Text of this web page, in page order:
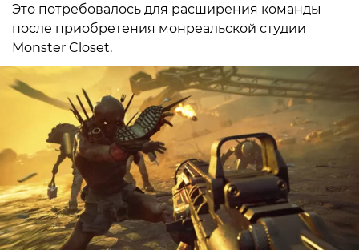
Это потребовалось для расширения команды
после приобретения монреальской студии
Monster Closet.